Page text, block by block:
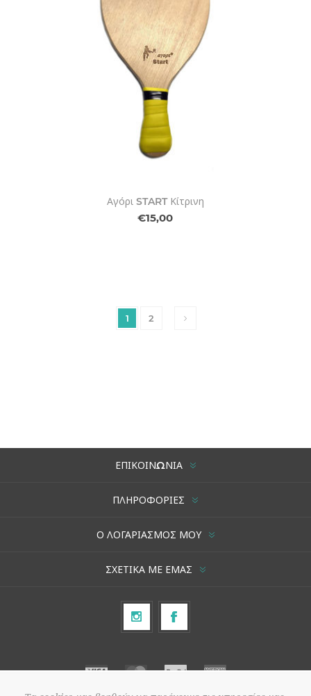
Αγόρι START Κίτρινη
€15,00
1 2
ΕΠΙΚΟΙΝΩΝΊΑ
ΠΛΗΡΟΦΟΡΊΕΣ
Ο ΛΟΓΑΡΙΑΣΜΌΣ ΜΟΥ
ΣΧΕΤΙΚΆ ΜΕ ΕΜΆΣ